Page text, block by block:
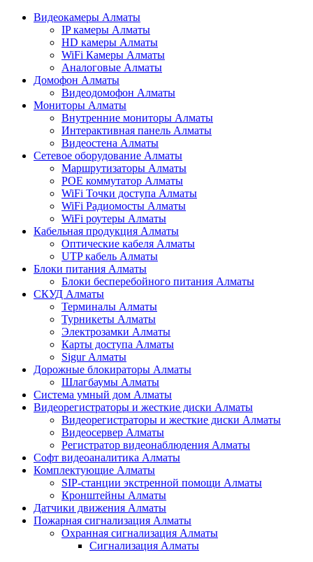
Видеокамеры Алматы
IP камеры Алматы
HD камеры Алматы
WiFi Камеры Алматы
Аналоговые Алматы
Домофон Алматы
Видеодомофон Алматы
Мониторы Алматы
Внутренние мониторы Алматы
Интерактивная панель Алматы
Видеостена Алматы
Сетевое оборудование Алматы
Маршрутизаторы Алматы
POE коммутатор Алматы
WiFi Точки доступа Алматы
WiFi Радиомосты Алматы
WiFi роутеры Алматы
Кабельная продукция Алматы
Оптические кабеля Алматы
UTP кабель Алматы
Блоки питания Алматы
Блоки бесперебойного питания Алматы
СКУД Алматы
Терминалы Алматы
Турникеты Алматы
Электрозамки Алматы
Карты доступа Алматы
Sigur Алматы
Дорожные блокираторы Алматы
Шлагбаумы Алматы
Система умный дом Алматы
Видеорегистраторы и жесткие диски Алматы
Видеорегистраторы и жесткие диски Алматы
Видеосервер Алматы
Регистратор видеонаблюдения Алматы
Софт видеоаналитика Алматы
Комплектующие Алматы
SIP-станции экстренной помощи Алматы
Кронштейны Алматы
Датчики движения Алматы
Пожарная сигнализация Алматы
Охранная сигнализация Алматы
Сигнализация Алматы